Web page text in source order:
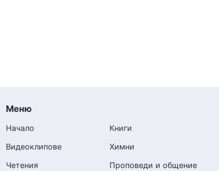
Меню
Начало
Книги
Видеоклипове
Химни
Четения
Проповеди и общение